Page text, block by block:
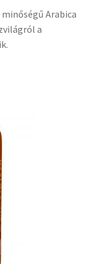
Arabica
a